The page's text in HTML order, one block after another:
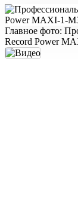
Главное фото:
Record Power